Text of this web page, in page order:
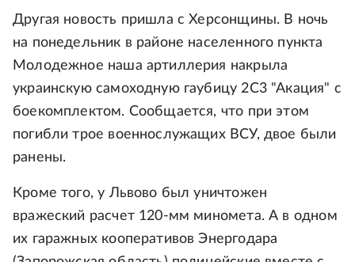
Другая новость пришла с Херсонщины. В ночь
на понедельник в районе населенного пункта
Молодежное наша артиллерия накрыла
украинскую самоходную гаубицу 2С3 "Акация" с
боекомплектом. Сообщается, что при этом
погибли трое военнослужащих ВСУ, двое были
ранены.
Кроме того, у Львово был уничтожен
вражеский расчет 120-мм миномета. А в одном
их гаражных кооперативов Энергодара